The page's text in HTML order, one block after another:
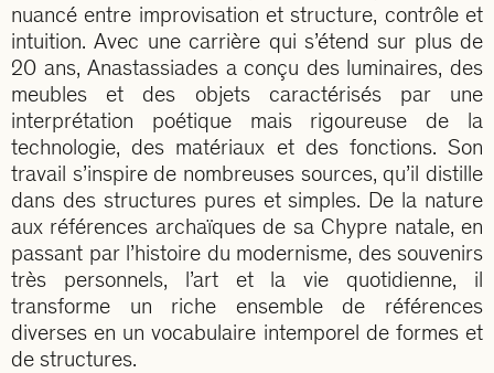
nuancé entre improvisation et structure, contrôle et
intuition. Avec une carrière qui s’étend sur plus de
20 ans, Anastassiades a conçu des luminaires, des
meubles et des objets caractérisés par une
interprétation poétique mais rigoureuse de la
technologie, des matériaux et des fonctions. Son
travail s’inspire de nombreuses sources, qu’il distille
dans des structures pures et simples. De la nature
aux références archaïques de sa Chypre natale, en
passant par l’histoire du modernisme, des souvenirs
très personnels, l’art et la vie quotidienne, il
transforme un riche ensemble de références
diverses en un vocabulaire intemporel de formes et
de structures.